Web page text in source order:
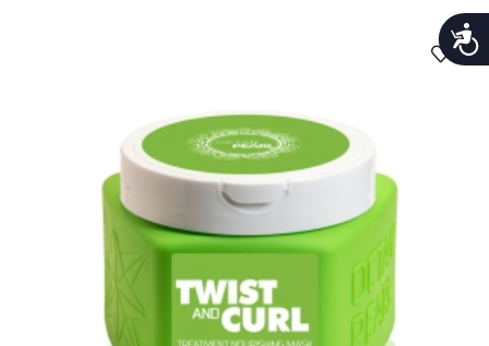
נגישות